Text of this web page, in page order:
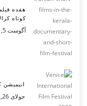
هفده
کوتاه
آگوست 5, 2023
انیمیشن
جولای 26, 2023